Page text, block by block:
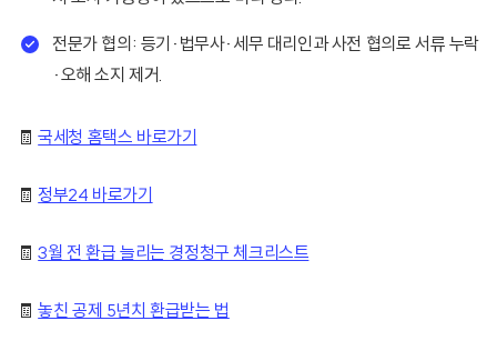
전문가 협의: 등기·법무사·세무 대리인과 사전 협의로 서류 누락
·오해 소지 제거.
🧾국세청 홈택스 바로가기
🧾정부24 바로가기
🧾3월 전 환급 늘리는 경정청구 체크리스트
🧾놓친 공제 5년치 환급받는 법